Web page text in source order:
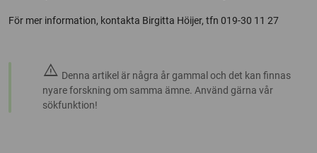
För mer information, kontakta Birgitta Höijer, tfn 019-30 11 27
warning Denna artikel är några år gammal och det kan finnas
nyare forskning om samma ämne. Använd gärna vår
sökfunktion!